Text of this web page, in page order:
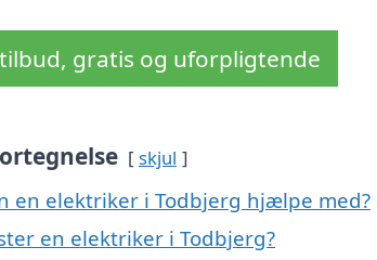
gratis og uforpligtende
skjul
en elektriker i Todbjerg hjælpe med?
en elektriker i Todbjerg?